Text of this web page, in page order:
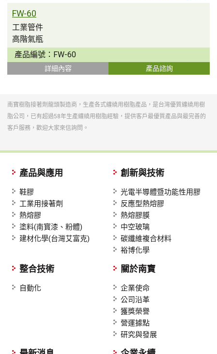
FW-60
工業管件
高階氣瓶
產品編號： FW-60
詳細內容 產品諮詢
南寶樹脂接著劑龍頭製造商，生產各式纏繞用樹脂產品，是台灣優質纏繞用樹
脂公司，已有超過58年生產纏繞用樹脂經驗，提供客戶最優質產品與最完善的
客戶服務，歡迎大家來信詢問。
產品與應用
鞋膠
工業用接著劑
熱熔膠
塗料(南寳漆、粉體)
建材化學(台灣艾富克)
創新與技術
光電半導體暨功能性用膠
反應型熱熔膠
熱熔膠膜
中空玻璃
碳纖維複合材料
裕博化學
整合技術
自動化
關於南寶
企業使命
公司沿革
獲獎榮譽
營運據點
研究與發展